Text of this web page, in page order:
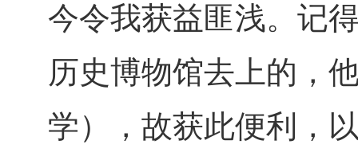
今令我获益匪浅。记
历史博物馆去上的，
学），故获此便利，